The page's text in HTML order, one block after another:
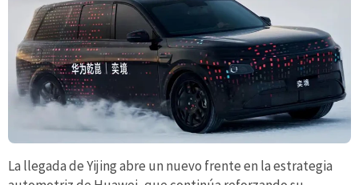
La llegada de Yijing abre un nuevo frente en la estrategia